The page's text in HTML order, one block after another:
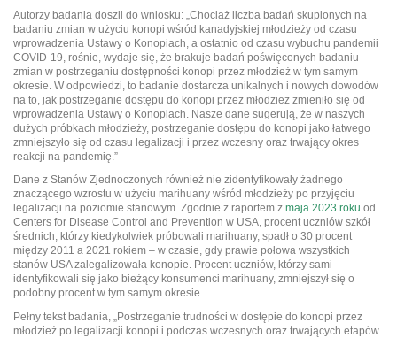
Autorzy badania doszli do wniosku: „Chociaż liczba badań skupionych na
badaniu zmian w użyciu konopi wśród kanadyjskiej młodzieży od czasu
wprowadzenia Ustawy o Konopiach, a ostatnio od czasu wybuchu pandemii
COVID-19, rośnie, wydaje się, że brakuje badań poświęconych badaniu
zmian w postrzeganiu dostępności konopi przez młodzież w tym samym
okresie. W odpowiedzi, to badanie dostarcza unikalnych i nowych dowodów
na to, jak postrzeganie dostępu do konopi przez młodzież zmieniło się od
wprowadzenia Ustawy o Konopiach. Nasze dane sugerują, że w naszych
dużych próbkach młodzieży, postrzeganie dostępu do konopi jako łatwego
zmniejszyło się od czasu legalizacji i przez wczesny oraz trwający okres
reakcji na pandemię.”
Dane z Stanów Zjednoczonych również nie zidentyfikowały żadnego
znaczącego wzrostu w użyciu marihuany wśród młodzieży po przyjęciu
legalizacji na poziomie stanowym. Zgodnie z raportem z maja 2023 roku od
Centers for Disease Control and Prevention w USA, procent uczniów szkół
średnich, którzy kiedykolwiek próbowali marihuany, spadł o 30 procent
między 2011 a 2021 rokiem – w czasie, gdy prawie połowa wszystkich
stanów USA zalegalizowała konopie. Procent uczniów, którzy sami
identyfikowali się jako bieżący konsumenci marihuany, zmniejszył się o
podobny procent w tym samym okresie.
Pełny tekst badania, „Postrzeganie trudności w dostępie do konopi przez
młodzież po legalizacji konopi i podczas wczesnych oraz trwających etapów